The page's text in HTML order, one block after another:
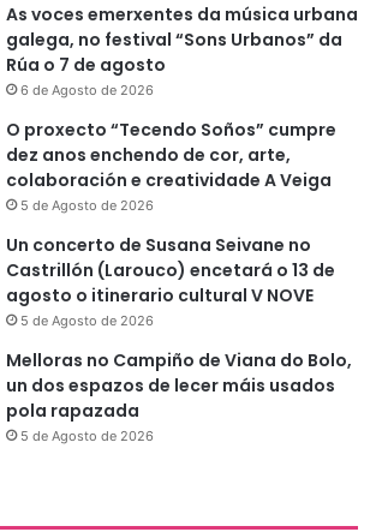
As voces emerxentes da música urbana
galega, no festival “Sons Urbanos” da
Rúa o 7 de agosto
6 de Agosto de 2026
O proxecto “Tecendo Soños” cumpre
dez anos enchendo de cor, arte,
colaboración e creatividade A Veiga
5 de Agosto de 2026
Un concerto de Susana Seivane no
Castrillón (Larouco) encetará o 13 de
agosto o itinerario cultural V NOVE
5 de Agosto de 2026
Melloras no Campiño de Viana do Bolo,
un dos espazos de lecer máis usados
pola rapazada
5 de Agosto de 2026